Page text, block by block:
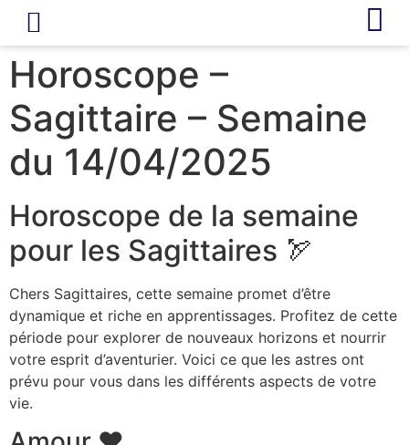
Horoscope –
Sagittaire – Semaine
du 14/04/2025
Horoscope de la semaine
pour les Sagittaires 🏹
Chers Sagittaires, cette semaine promet d’être
dynamique et riche en apprentissages. Profitez de cette
période pour explorer de nouveaux horizons et nourrir
votre esprit d’aventurier. Voici ce que les astres ont
prévu pour vous dans les différents aspects de votre
vie.